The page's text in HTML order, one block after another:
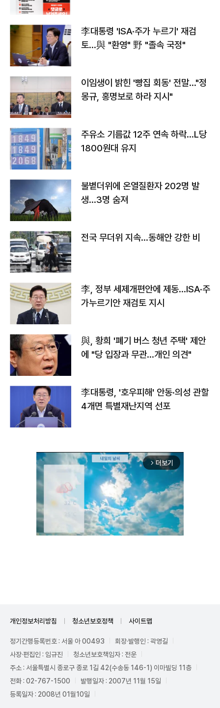
李대통령 'ISA·주가 누르기' 재검
토…與 "환영" 野 "졸속 국정"
이임생이 밝힌 '빵집 회동' 전말…"정
몽규, 홍명보로 하라 지시"
주유소 기름값 12주 연속 하락…L당
1800원대 유지
불볕더위에 온열질환자 202명 발
생…3명 숨져
전국 무더위 지속…동해안 강한 비
李, 정부 세제개편안에 제동…ISA·주
가누르기안 재검토 지시
與, 황희 '폐기 버스 청년 주택' 제안
에 "당 입장과 무관…개인 의견"
李대통령, '호우피해' 안동·의성 관할
4개면 특별재난지역 선포
arrow_forward_ios 더보기
개인정보처리방침 청소년보호정책 사이트맵
정기간행등록번호 : 서울 아 00493
회장·발행인 : 곽영길
사장·편집인 : 임규진
청소년보호책임자 : 전운
주소 : 서울특별시 종로구 종로 1길 42(수송동 146-1) 이마빌딩 11층
전화 : 02-767-1500
발행일자 : 2007년 11월 15일
등록일자 : 2008년 01월10일